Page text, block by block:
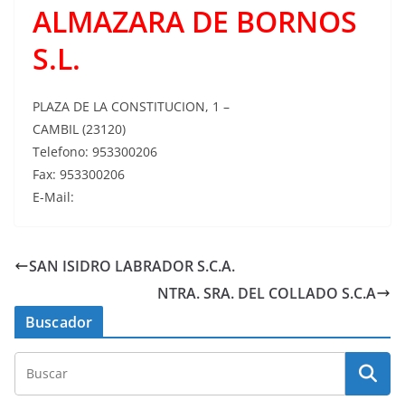
ALMAZARA DE BORNOS
S.L.
PLAZA DE LA CONSTITUCION, 1 –
CAMBIL (23120)
Telefono: 953300206
Fax: 953300206
E-Mail:
SAN ISIDRO LABRADOR S.C.A.
NTRA. SRA. DEL COLLADO S.C.A
Buscador